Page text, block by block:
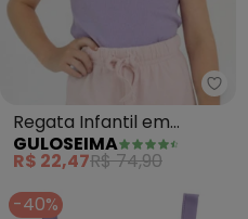
Regata Infantil em
Ribana (Roxo)
GULOSEIMA
R$ 22,47R$ 74,90
-40%